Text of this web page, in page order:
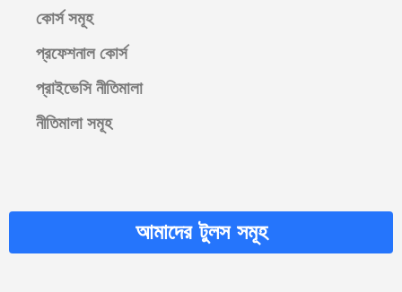
কোর্স সমূহ
প্রফেশনাল কোর্স
প্রাইভেসি নীতিমালা
নীতিমালা সমূহ
আমাদের টুলস সমূহ